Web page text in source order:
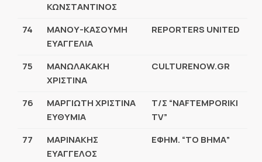
ΚΩΝΣΤΑΝΤΙΝΟΣ
74
ΜΑΝΟΥ-ΚΑΣΟΥΜΗ
ΕΥΑΓΓΕΛΙΑ
REPORTERS UNITED
75
ΜΑΝΩΛΑΚΑΚΗ
ΧΡΙΣΤΙΝΑ
CULTURENOW.GR
76
ΜΑΡΓΙΩΤΗ ΧΡΙΣΤΙΝΑ
ΕΥΘΥΜΙΑ
Τ/Σ “NAFTEMPORIKI
TV”
77
ΜΑΡΙΝΑΚΗΣ
ΕΥΑΓΓΕΛΟΣ
ΕΦΗΜ. “ΤΟ ΒΗΜΑ”